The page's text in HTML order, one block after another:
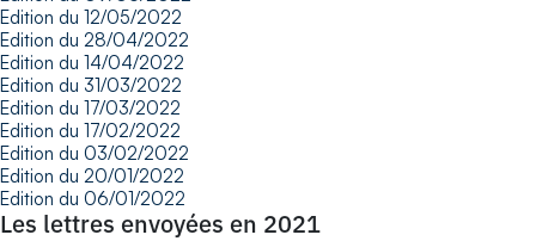
Edition du 12/05/2022
Edition du 28/04/2022
Edition du 14/04/2022
Edition du 31/03/2022
Edition du 17/03/2022
Edition du 17/02/2022
Edition du 03/02/2022
Edition du 20/01/2022
Edition du 06/01/2022
Les lettres envoyées en 2021